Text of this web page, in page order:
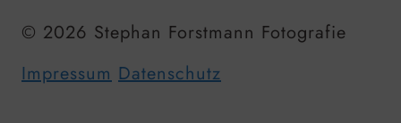
© 2026 Stephan Forstmann Fotografie
Impressum Datenschutz